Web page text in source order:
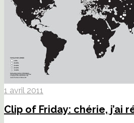
1 avril 2011
Clip of Friday: chérie, j’ai